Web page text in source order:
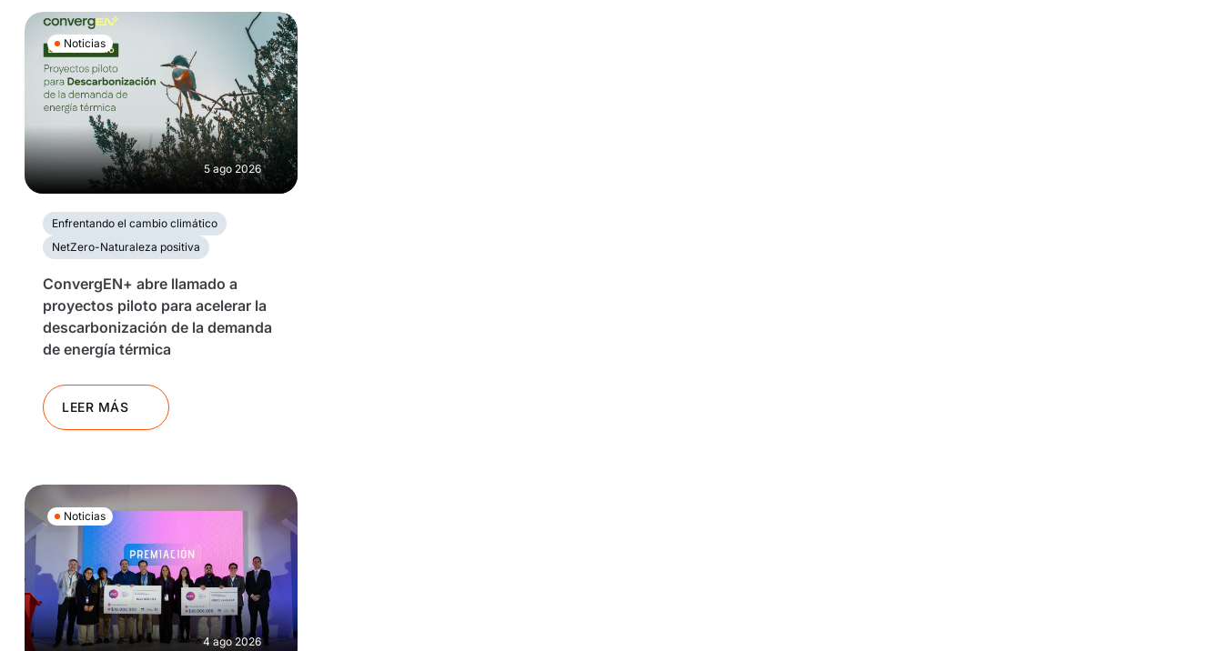
Noticias
5 ago 2026
Enfrentando el cambio climático
NetZero-Naturaleza positiva
ConvergEN+ abre llamado a
proyectos piloto para acelerar la
descarbonización de la demanda
de energía térmica
LEER MÁS
Noticias
4 ago 2026